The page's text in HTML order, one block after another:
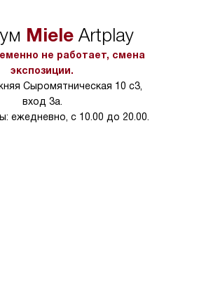
в условиях
тарифы на услуги
MieleArtplay
не работает, смена
экспозиции.
Сыромятническая 10 с3,
вход 3а.
ежедневно, с 10.00 до 20.00.